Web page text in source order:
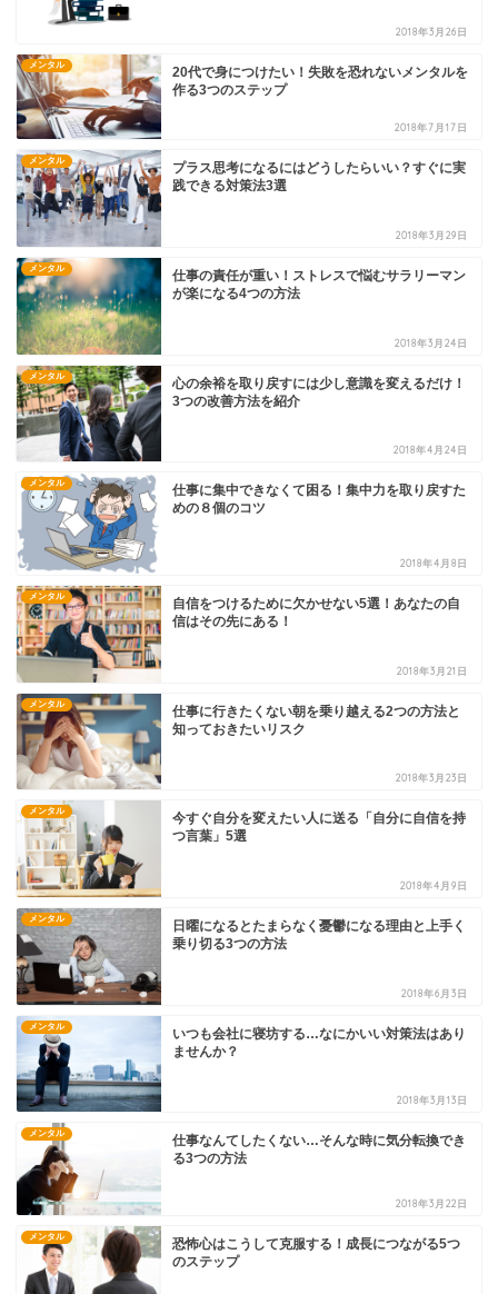
2018年3月26日
メンタル
20代で身につけたい！失敗を恐れないメンタルを
作る3つのステップ
2018年7月17日
メンタル
プラス思考になるにはどうしたらいい？すぐに実
践できる対策法3選
2018年3月29日
メンタル
仕事の責任が重い！ストレスで悩むサラリーマン
が楽になる4つの方法
2018年3月24日
メンタル
心の余裕を取り戻すには少し意識を変えるだけ！
3つの改善方法を紹介
2018年4月24日
メンタル
仕事に集中できなくて困る！集中力を取り戻すた
めの８個のコツ
2018年4月8日
メンタル
自信をつけるために欠かせない5選！あなたの自
信はその先にある！
2018年3月21日
メンタル
仕事に行きたくない朝を乗り越える2つの方法と
知っておきたいリスク
2018年3月23日
メンタル
今すぐ自分を変えたい人に送る「自分に自信を持
つ言葉」5選
2018年4月9日
メンタル
日曜になるとたまらなく憂鬱になる理由と上手く
乗り切る3つの方法
2018年6月3日
メンタル
いつも会社に寝坊する…なにかいい対策法はあり
ませんか？
2018年3月13日
メンタル
仕事なんてしたくない…そんな時に気分転換でき
る3つの方法
2018年3月22日
メンタル
恐怖心はこうして克服する！成長につながる5つ
のステップ